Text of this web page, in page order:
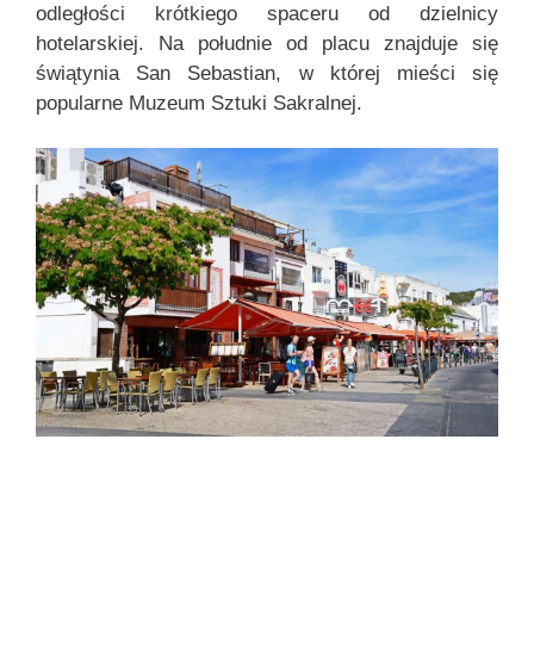
odległości krótkiego spaceru od dzielnicy
hotelarskiej. Na południe od placu znajduje się
świątynia San Sebastian, w której mieści się
popularne Muzeum Sztuki Sakralnej.